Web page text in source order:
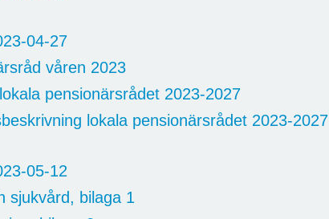
04-27
våren 2023
pensionärsrådet 2023-2027
lokala pensionärsrådet 2023-2027
05-12
sjukvård, bilaga 1